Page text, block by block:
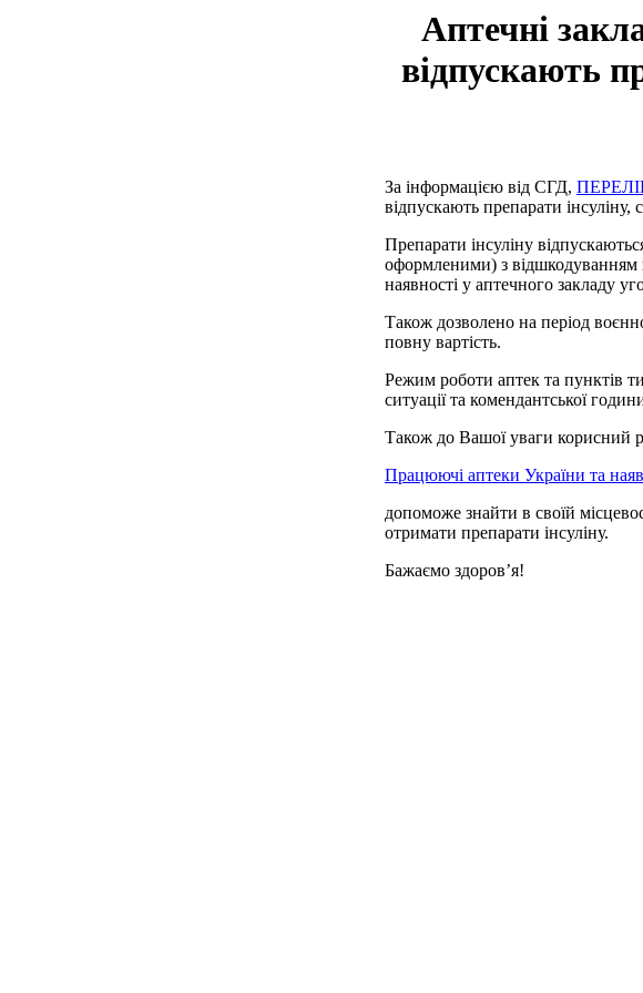
Аптечні
відпускають
За інформацією від СГД,
відпускають препарати інсуліну,
Препарати інсуліну
оформленими) з відшкодуванням
наявності у аптечного закладу
Також дозволено на період
повну вартість.
Режим роботи аптек та пунктів
ситуації та комендантської
Також до Вашої уваги корисний
Працюючі аптеки України та
допоможе знайти в своїй
отримати препарати інсуліну.
Бажаємо здоров’я!